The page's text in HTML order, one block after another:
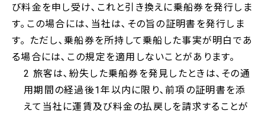
び料金を申し受け､これと引き換えに乗船券を発行しま
す｡この場合には､当社は､その旨の証明書を発行しま
す｡ ただし､乗船券を所持して乗船した事実が明白であ
る場合には､この規定を適用しないことがあります｡
2 旅客は､紛失した乗船券を発見したときは､その通
用期間の経過後1年以内に限り､前項の証明書を添
えて当社に運賃及び料金の払戻しを請求することが